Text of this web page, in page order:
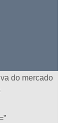
do mercado